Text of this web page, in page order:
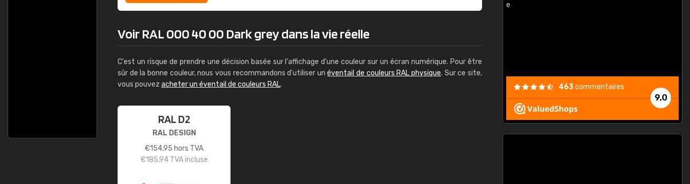
Voir RAL 000 40 00 Dark grey dans la vie réelle
C'est un risque de prendre une décision basée sur l'affichage d'une couleur sur un écran numérique. Pour être
sûr de la bonne couleur, nous vous recommandons d'utiliser unéventail de couleurs RAL physique. Sur ce site,
vous pouvez acheter un éventail de couleurs RAL.
RAL D2
RAL DESIGN
€154,95 hors TVA
€185,94TVA incluse
9,0
463commentaires